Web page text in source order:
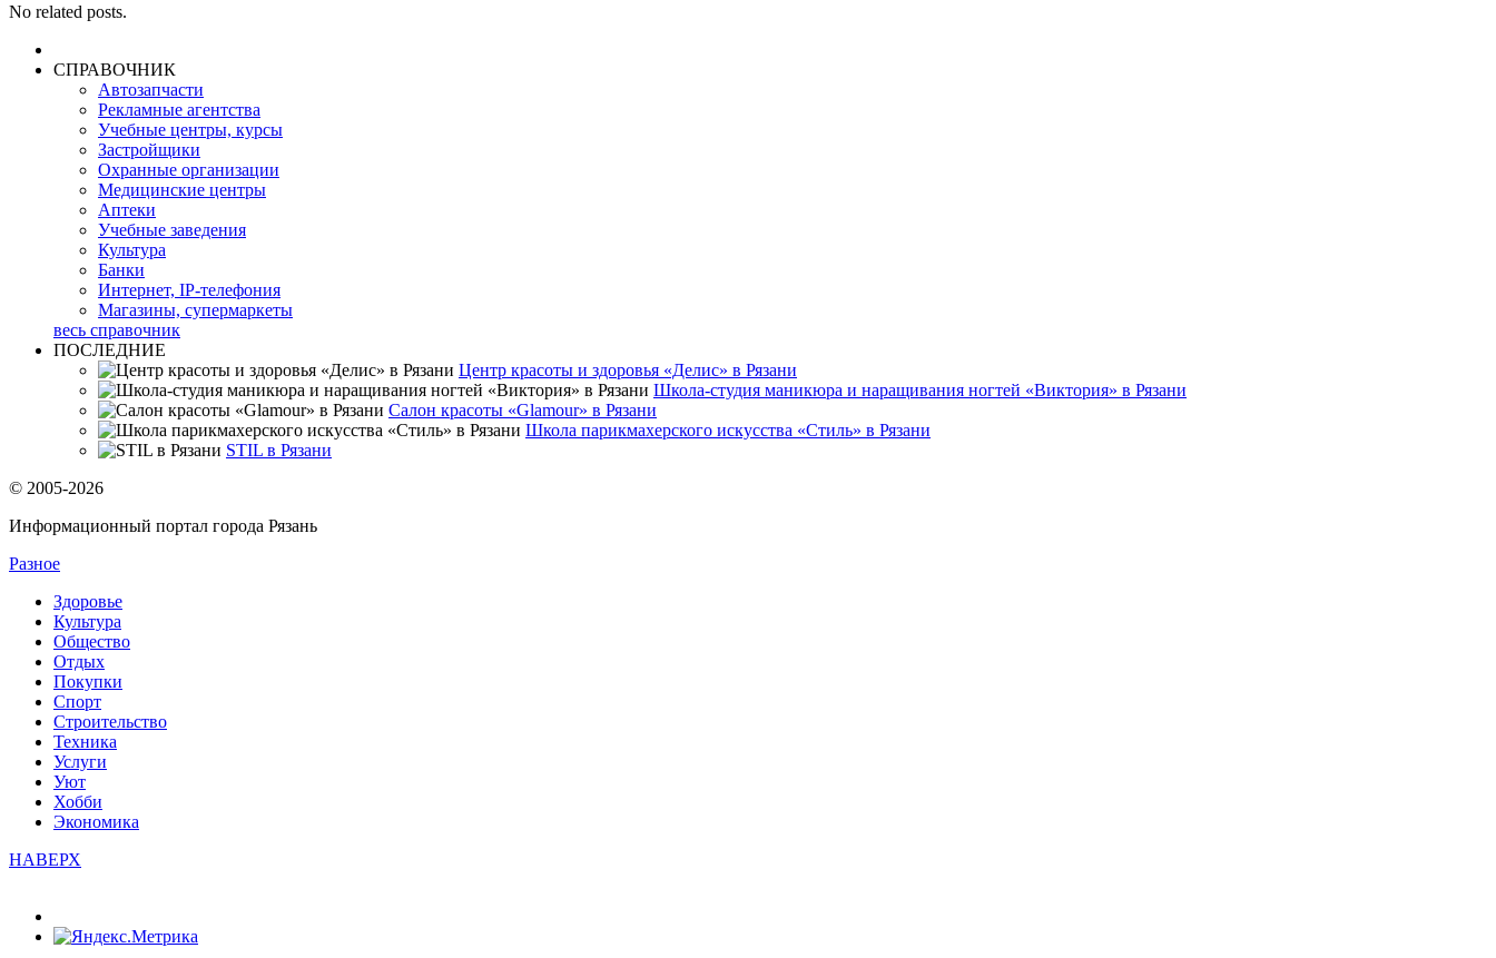
No related posts.
СПРАВОЧНИК
Автозапчасти
Рекламные агентства
Учебные центры, курсы
Застройщики
Охранные организации
Медицинские центры
Аптеки
Учебные заведения
Культура
Банки
Интернет, IP-телефония
Магазины, супермаркеты
весь справочник
ПОСЛЕДНИЕ
Центр красоты и здоровья «Делис» в Рязани
Школа-студия маникюра и наращивания ногтей «Виктория» в Рязани
Салон красоты «Glamour» в Рязани
Школа парикмахерского искусства «Стиль» в Рязани
STIL в Рязани
© 2005-2026
Информационный портал города Рязань
Разное
Здоровье
Культура
Общество
Отдых
Покупки
Спорт
Строительство
Техника
Услуги
Уют
Хобби
Экономика
НАВЕРХ